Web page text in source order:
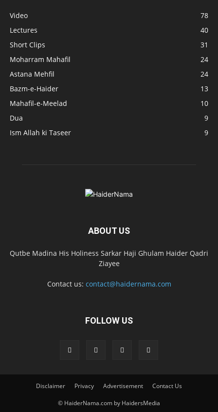
Video
78
Lectures
40
Short Clips
31
Moharram Mahafil
24
Astana Mehfil
24
Bazm-e-Haider
13
Mahafil-e-Meelad
10
Dua
9
Ism Allah ki Taseer
9
ABOUT US
Qutbe Madina His Holiness Sarkar Haji Ghulam Haider Qadri
Ziayee
Contact us: contact@haidernama.com
FOLLOW US
Disclaimer Privacy Advertisement Contact Us
© HaiderNama.com by HaidersMedia